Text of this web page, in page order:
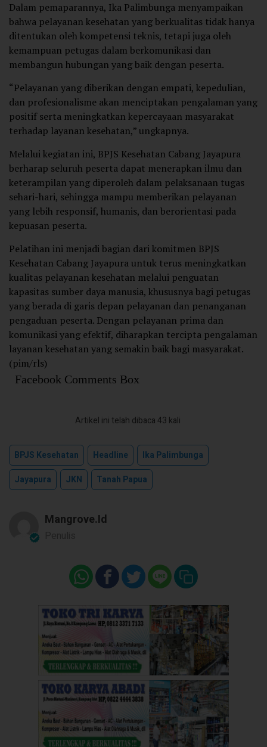
Dalam pemaparannya, Ika Palimbunga menyampaikan
bahwa pelayanan kesehatan yang berkualitas tidak hanya
ditentukan oleh kompetensi teknis, tetapi juga oleh
kemampuan petugas dalam berkomunikasi dan
membangun hubungan yang baik dengan peserta.
“Pelayanan yang diberikan dengan empati, kepedulian,
dan profesionalisme akan menciptakan pengalaman yang
positif serta meningkatkan kepercayaan masyarakat
terhadap layanan kesehatan,” ungkapnya.
Melalui kegiatan ini, BPJS Kesehatan Cabang Jayapura
berharap seluruh peserta dapat menerapkan ilmu dan
keterampilan yang diperoleh dalam pelaksanaan tugas
sehari-hari, sehingga mampu memberikan pelayanan
yang lebih responsif, humanis, dan berorientasi pada
kepuasan peserta.
Pelatihan ini menjadi bagian dari komitmen BPJS
Kesehatan Cabang Jayapura untuk terus meningkatkan
kualitas pelayanan kesehatan melalui penguatan
kapasitas sumber daya manusia, khususnya bagi petugas
yang berada di garis depan pelayanan dan penanganan
pengaduan peserta. Dengan pelayanan prima dan
komunikasi yang efektif, diharapkan tercipta pengalaman
layanan kesehatan yang semakin baik bagi masyarakat.
(pim/rls)
Facebook Comments Box
Artikel ini telah dibaca 43 kali
BPJS Kesehatan Headline
Ika Palimbunga
Jayapura
JKN Tanah Papua
Mangrove.id